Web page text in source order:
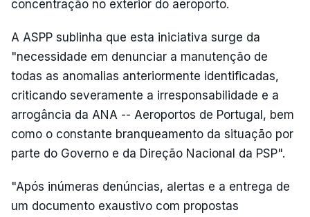
concentração no exterior do aeroporto.
A ASPP sublinha que esta iniciativa surge da
"necessidade em denunciar a manutenção de
todas as anomalias anteriormente identificadas,
criticando severamente a irresponsabilidade e a
arrogância da ANA -- Aeroportos de Portugal, bem
como o constante branqueamento da situação por
parte do Governo e da Direção Nacional da PSP".
"Após inúmeras denúncias, alertas e a entrega de
um documento exaustivo com propostas